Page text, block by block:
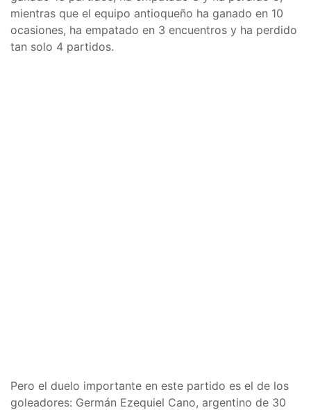
mientras que el equipo antioqueño ha ganado en 10
ocasiones, ha empatado en 3 encuentros y ha perdido
tan solo 4 partidos.
Pero el duelo importante en este partido es el de los
goleadores: Germán Ezequiel Cano, argentino de 30